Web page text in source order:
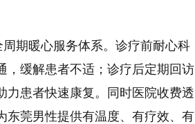
期暖心服务体系。诊疗前耐心科
，缓解患者不适；诊疗后定期回访
力患者快速康复。同时医院收费透
东莞男性提供有温度、有疗效、有